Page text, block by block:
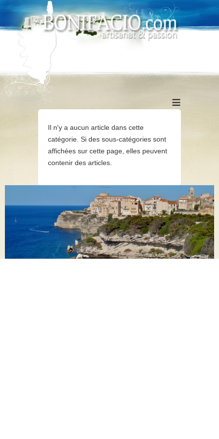
≡
Il n'y a aucun article dans cette
catégorie. Si des sous-catégories sont
affichées sur cette page, elles peuvent
contenir des articles.